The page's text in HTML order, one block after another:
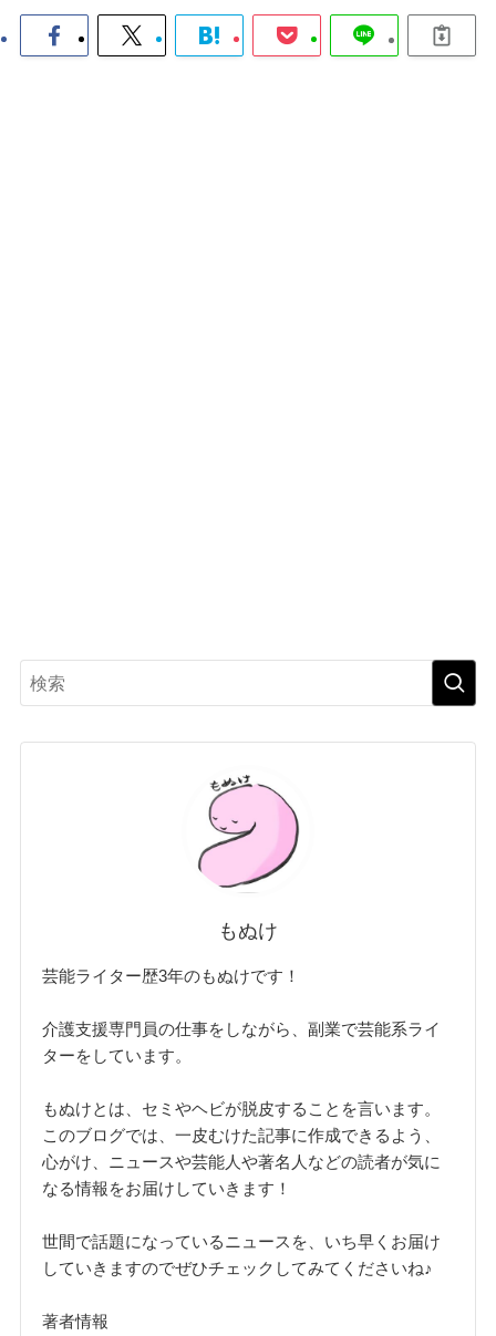
もぬけ
芸能ライター歴3年のもぬけです！
介護支援専門員の仕事をしながら、副業で芸能系ライ
ターをしています。
もぬけとは、セミやヘビが脱皮することを言います。
このブログでは、一皮むけた記事に作成できるよう、
心がけ、ニュースや芸能人や著名人などの読者が気に
なる情報をお届けしていきます！
世間で話題になっているニュースを、いち早くお届け
していきますのでぜひチェックしてみてくださいね♪
著者情報